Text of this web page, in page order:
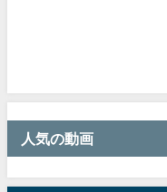
人気の動画